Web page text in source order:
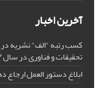
آخرین اخبار
کسب رتبه "الف" نشریه
تحقیقات و فناوری در سال ۱۴۰۳
ابلاغ دستور العمل ارجاع